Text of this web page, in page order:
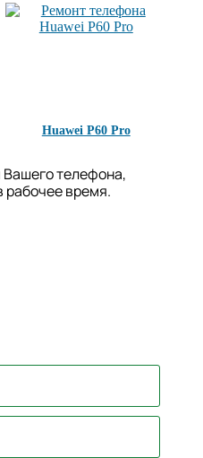
Huawei P60 Pro
Вашего телефона,
рабочее время.